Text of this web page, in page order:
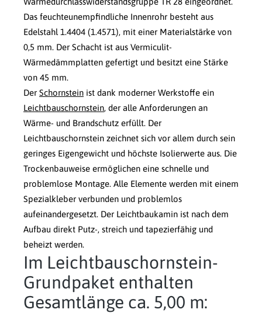
Das feuchteunempfindliche Innenrohr besteht aus
Edelstahl 1.4404 (1.4571), mit einer Materialstärke von
0,5 mm. Der Schacht ist aus Vermiculit-
Wärmedämmplatten gefertigt und besitzt eine Stärke
von 45 mm.
Der Schornstein ist dank moderner Werkstoffe ein
Leichtbauschornstein, der alle Anforderungen an
Wärme- und Brandschutz erfüllt. Der
Leichtbauschornstein zeichnet sich vor allem durch sein
geringes Eigengewicht und höchste Isolierwerte aus. Die
Trockenbauweise ermöglichen eine schnelle und
problemlose Montage. Alle Elemente werden mit einem
Spezialkleber verbunden und problemlos
aufeinandergesetzt. Der Leichtbaukamin ist nach dem
Aufbau direkt Putz-, streich und tapezierfähig und
beheizt werden.
Im Leichtbauschornstein-
Grundpaket enthalten
Gesamtlänge ca. 5,00 m: